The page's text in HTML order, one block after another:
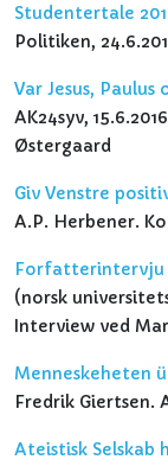
Studentertale
Politiken,
Var Jesus,
AK24syv,
Østergaard
Giv Venstre
A.P. Herbener.
Forfatterintervju
(norsk
Interview ved
Menneskeheten
Fredrik Giertsen.
Ateistisk Selskab